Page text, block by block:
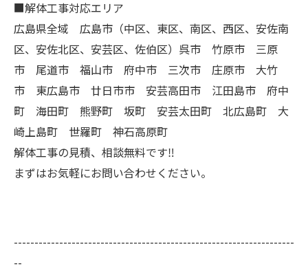
■解体工事対応エリア
広島県全域 広島市（中区、東区、南区、西区、安佐南
区、安佐北区、安芸区、佐伯区）呉市 竹原市 三原
市 尾道市 福山市 府中市 三次市 庄原市 大竹
市 東広島市 廿日市市 安芸高田市 江田島市 府中
町 海田町 熊野町 坂町 安芸太田町 北広島町 大
崎上島町 世羅町 神石高原町
解体工事の見積、相談無料です‼︎
まずはお気軽にお問い合わせください。
--------------------------------------------------------------------
--